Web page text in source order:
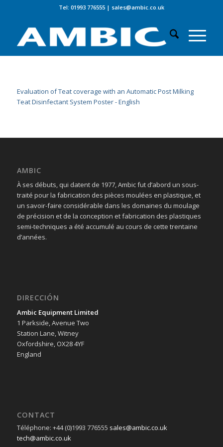
Tel: 01993 776555| sales@ambic.co.uk
Evaluation of Teat coverage with an Automatic Post Milking
Teat Disinfectant System Poster - English
AMBIC
À ses débuts, qui datent de 1977, Ambic fut d’abord un sous-
traité pour la fabrication des pièces moulées en plastique, et
un savoir-faire considérable dans les domaines du moulage
de précision et de la conception et fabrication des plastiques
semi-techniques a été accumulé au cours de cette trentaine
d’années.
DIRECCIÓN
Ambic Equipment Limited
1 Parkside, Avenue Two
Station Lane, Witney
Oxfordshire, OX28 4YF
England
CONTACT
Téléphone: +44 (0)1993 776555 sales@ambic.co.uk
tech@ambic.co.uk